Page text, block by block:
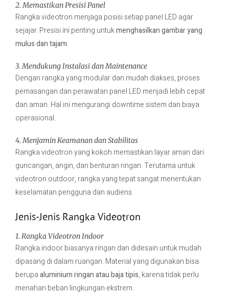
2. Memastikan Presisi Panel
Rangka videotron menjaga posisi setiap panel LED agar
sejajar. Presisi ini penting untukmenghasilkan gambar yang
mulus dan tajam.
3. Mendukung Instalasi dan Maintenance
Dengan rangka yang modular dan mudah diakses, proses
pemasangan dan perawatan panel LED menjadi lebih cepat
dan aman. Hal ini mengurangi downtime sistem dan biaya
operasional.
4. Menjamin Keamanan dan Stabilitas
Rangka videotron yang kokoh memastikan layar aman dari
guncangan, angin, dan benturan ringan. Terutama untuk
videotron outdoor, rangka yang tepat sangat menentukan
keselamatan pengguna dan audiens.
Jenis-Jenis Rangka Videotron
1. Rangka Videotron Indoor
Rangka indoor biasanya ringan dan didesain untuk mudah
dipasang di dalam ruangan. Material yang digunakan bisa
berupaaluminium ringan atau baja tipis, karena tidak perlu
menahan beban lingkungan ekstrem.